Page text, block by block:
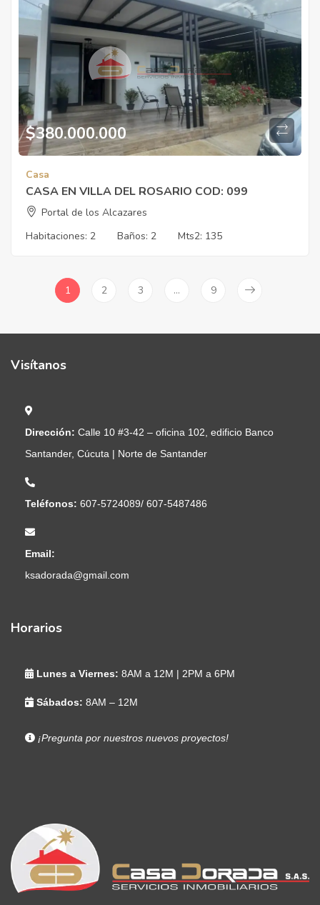
$380.000.000
Casa
CASA EN VILLA DEL ROSARIO COD: 099
Portal de los Alcazares
Habitaciones: 2 Baños: 2 Mts2: 135
1 2 3 … 9
Visítanos
Dirección: Calle 10 #3-42 – oficina 102, edificio Banco
Santander, Cúcuta | Norte de Santander
Teléfonos: 607-5724089/ 607-5487486
Email:
ksadorada@gmail.com
Horarios
Lunes a Viernes: 8AM a 12M | 2PM a 6PM
Sábados: 8AM – 12M
¡Pregunta por nuestros nuevos proyectos!